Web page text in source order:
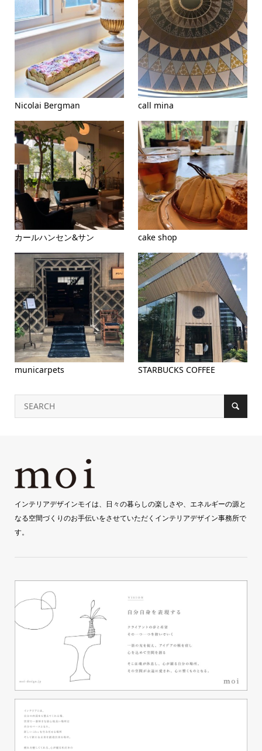
Nicolai Bergman call mina
カールハンセン&サン cake shop
municarpets STARBUCKS COFFEE
インテリアデザインモイは、日々の暮らしの楽しさや、エネルギーの源と
なる空間づくりのお手伝いをさせていただくインテリアデザイン事務所で
す。